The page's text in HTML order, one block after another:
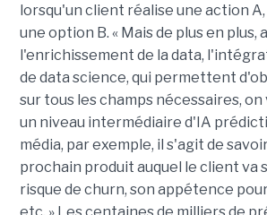
lorsqu'un client réalise une action
une option B. « Mais de plus en plus,
l'enrichissement de la data,
de data science, qui permettent
sur tous les champs nécessaires,
un niveau intermédiaire d'IA
média, par exemple, il s'agit de
prochain produit auquel le client va
risque de churn, son appétence